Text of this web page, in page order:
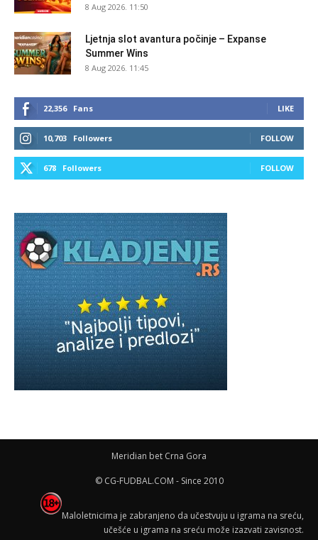
8 Aug 2026. 11:50
Ljetnja slot avantura počinje – Expanse
Summer Wins
8 Aug 2026. 11:45
22,356 Fans LIKE
10,703 Followers FOLLOW
678 Followers FOLLOW
Meridian bet Crna Gora
© CG-FUDBAL.COM - Since 2010
Maloletnicima je zabranjeno da učestvuju u igrama na sreću,
učešće u igrama na sreću može izazvati zavisnost.